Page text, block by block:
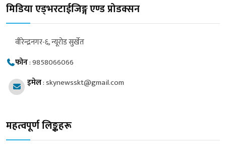
मिडिया एड्भरटाईजिङ्ग एण्ड प्रोडक्सन
वीरेन्द्रनगर-६, न्यूरोड सुर्खेत
फोन:9858066066
इमेल:skynewsskt@gmail.com
महत्वपूर्ण लिङ्कहरू